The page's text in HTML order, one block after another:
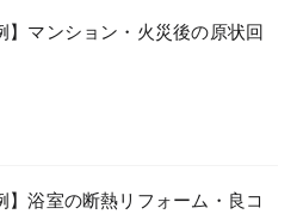
】マンション・火災後の原状回
】浴室の断熱リフォーム・良コ